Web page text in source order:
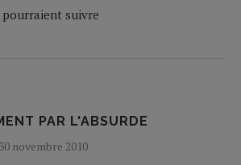
pourraient suivre
PAR L'ABSURDE
30 novembre 2010